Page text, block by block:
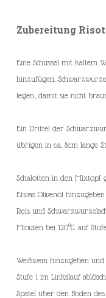
Zubereitung
Eine Schüssel mit kaltem
hinzufügen.
legen, damit sie nicht
Ein Drittel der
übrigen in ca. 8cm lange
Schalotten in den Mixtopf
Etwas Olivenöl
Reis und
Minuten bei 120°C auf
Weißwein hinzugeben und
Stufe 1 im Linkslauf
Spatel über den Boden